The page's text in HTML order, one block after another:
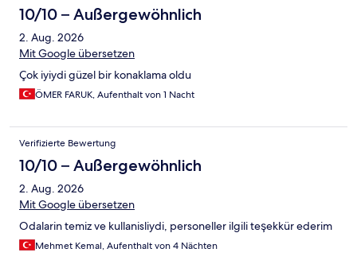
10/10 – Außergewöhnlich
2. Aug. 2026
Mit Google übersetzen
Çok iyiydi güzel bir konaklama oldu
ÖMER FARUK, Aufenthalt von 1 Nacht
Verifizierte Bewertung
10/10 – Außergewöhnlich
2. Aug. 2026
Mit Google übersetzen
Odalarin temiz ve kullanisliydi, personeller ilgili teşekkür ederim
Mehmet Kemal, Aufenthalt von 4 Nächten